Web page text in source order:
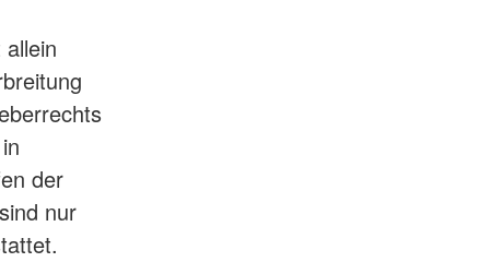
der
nur